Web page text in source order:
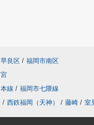
良区 / 福岡市南区
線 / 福岡市七隈線
/ 西鉄福岡（天神） / 藤崎 / 室